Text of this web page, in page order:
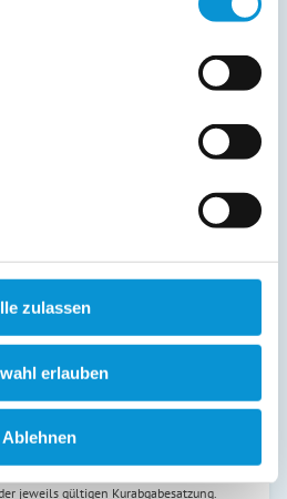
zulassen
erlauben
Ablehnen
im Reisepreis 1. Nacht
die Betten sind bei Anreise bereits
€ pro Buchung.
€ pro Nacht für Personen ab 15 Jahren,
jeweils gültigen Kurabgabesatzung.